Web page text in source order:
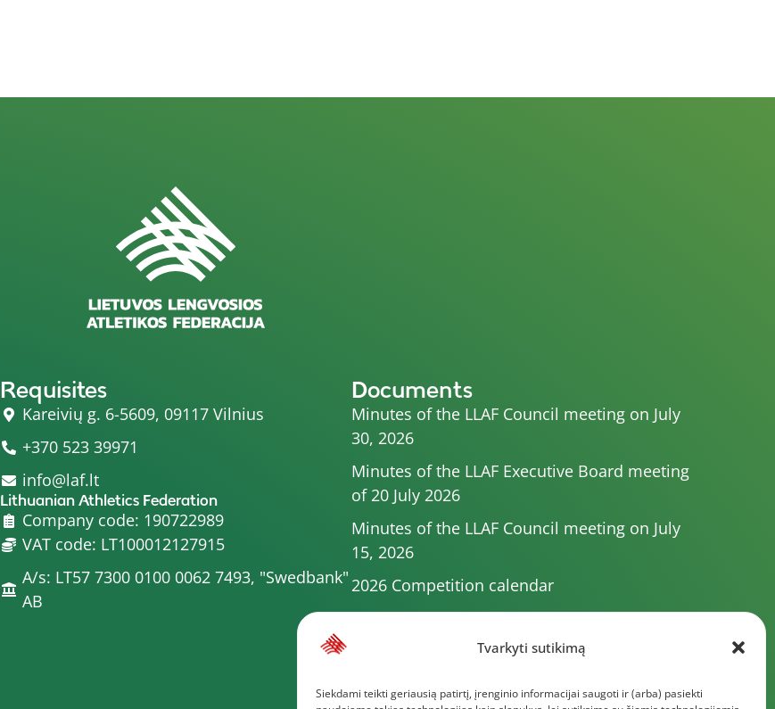
Tvarkyti sutikimą
Siekdami teikti geriausią patirtį, įrenginio informacijai saugoti ir (arba) pasiekti
Requisites
Kareivių g. 6-5609, 09117 Vilnius
+370 523 39971
info@laf.lt
Lithuanian Athletics Federation
Company code: 190722989
VAT code: LT100012127915
A/s: LT57 7300 0100 0062 7493, "Swedbank"
AB
Documents
Minutes of the LLAF Council meeting on July
30, 2026
Minutes of the LLAF Executive Board meeting
of 20 July 2026
Minutes of the LLAF Council meeting on July
15, 2026
2026 Competition calendar
Minutes of the LLAF Council meeting of 4 July
Committee of 1 July 2025